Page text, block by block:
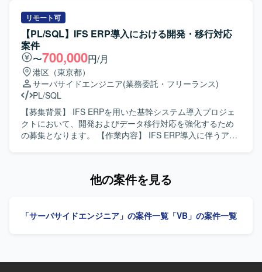
発スタイルで作業を行っていただきます。
す。
などを統合する基幹システムに対して、詳細設計から製
造、単体・結合テストまで一貫してご対応いただきます。
移行枠では、データ移行設計および実装、移行計画に基づ
いた移行検証や不具合修正などを担当していただきます。
【求める人物像】 ERP導入プロジェクトにおいて、関係者
と連携しながら自律的にタスクを推進できる方を求めてお
ります。課題発生時に原因を整理し、周囲と相談しつつ解
決策を提案・実行できる協調性とコミュニケーション力の
ある方が望ましいです。 【ポジションの魅力】 大規模な基
幹システム導入プロジェクトに参画することで、IFS ERPを
はじめとしたERP導入のノウハウや、会計・人事・生産管
いただける環境です。 【開発環境】 ERPパッケージとして
リモート可
【PL/SQL】IFS ERP導入における開発・移行対応
案件
〜700,000円/月
港区（東京都）
サーバサイドエンジニア(業務委託・フリーランス)
PL/SQL
【募集背景】 IFS ERPを用いた基幹システム導入プロジェ
クトにおいて、開発およびデータ移行対応を強化するため
の募集となります。 【作業内容】 IFS ERP導入に伴うアド
ョンでは、既存システムからIFS ERPへのデータ移行ロジッ
画の策定や関係者との調整など、移行領域の統括をご担当
けて粘り強く対応いただける方が望ましいです。 ERP導入
他の案件を見る
「サーバサイドエンジニア」の案件一覧 「VB」の案件一覧